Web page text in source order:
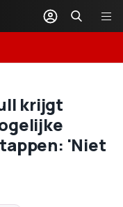
krijgt
'Niet